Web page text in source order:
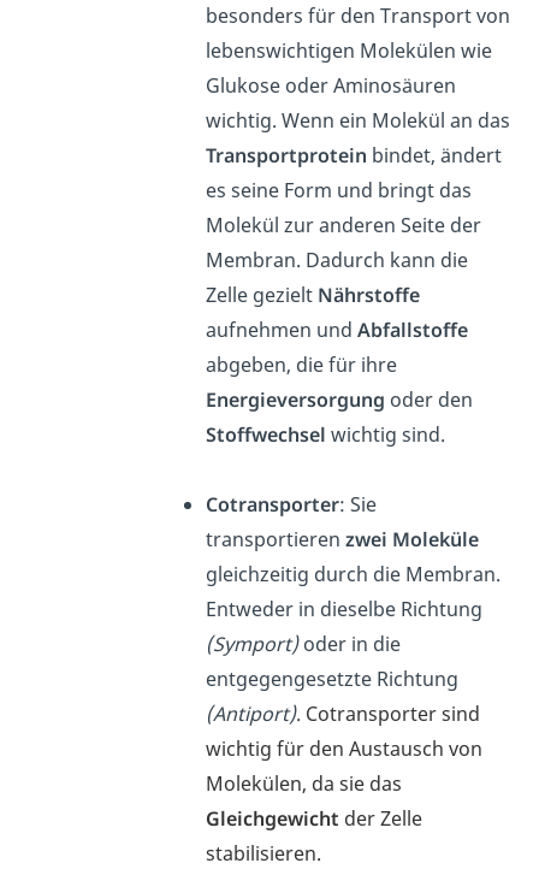
besonders für den Transport von
lebenswichtigen Molekülen wie
Glukose oder Aminosäuren
wichtig. Wenn ein Molekül an das
Transportprotein bindet, ändert
es seine Form und bringt das
Molekül zur anderen Seite der
Membran. Dadurch kann die
Zelle gezielt Nährstoffe
aufnehmen undAbfallstoffe
abgeben, die für ihre
Energieversorgung oder den
Stoffwechsel wichtig sind.
Cotransporter: Sie
transportierenzwei Moleküle
gleichzeitig durch die Membran.
Entweder in dieselbe Richtung
(Symport)oder in die
entgegengesetzte Richtung
(Antiport). Cotransporter sind
wichtig für den Austausch von
Molekülen, da sie das
Gleichgewicht der Zelle
stabilisieren.